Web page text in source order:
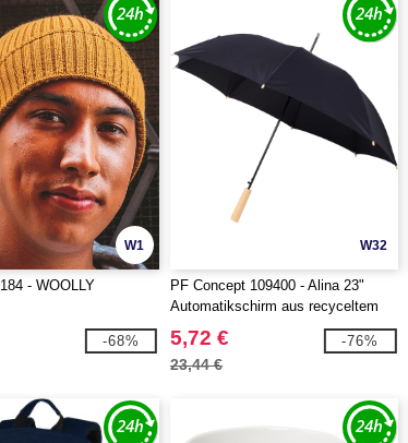
W1
- WOOLLY
-68%
W32
PF Concept 109400 - Alina 23"
Automatikschirm aus recyceltem
PET-Kunststoff
5,72 €
23,44 €
-76%